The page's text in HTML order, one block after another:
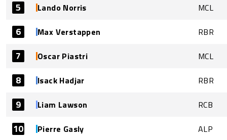
5 Lando Norris MCL
6 Max Verstappen RBR
7 Oscar Piastri MCL
8 Isack Hadjar RBR
9 Liam Lawson RCB
10 Pierre Gasly ALP